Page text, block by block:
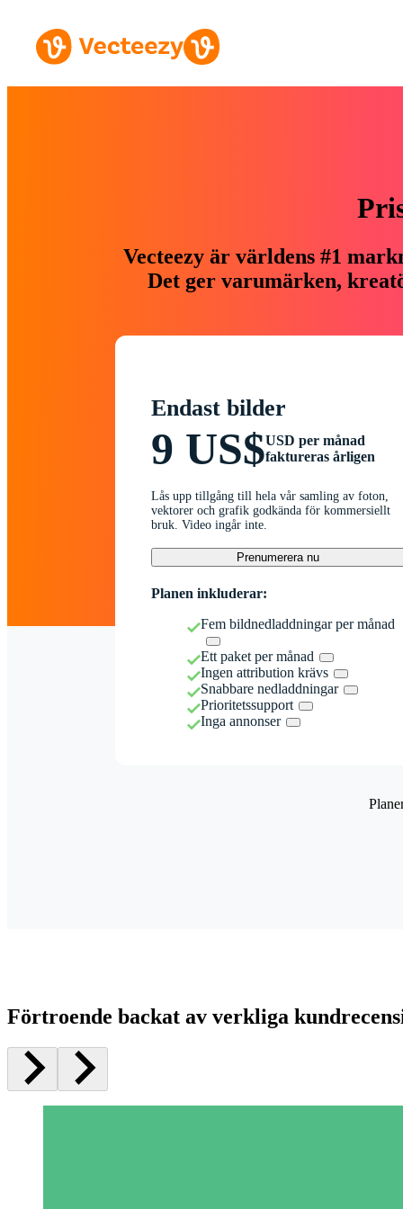
Vecteezy är världens #1
Det ger varumärken,
Endast bilder
9 US$USD per månad
faktureras årligen
Lås upp tillgång till hela vår samling av foton,
vektorer och grafik godkända för kommersiellt
bruk. Video ingår inte.
Prenumerera nu
Planen inkluderar:
Fem bildnedladdningar per månad
Ett paket per månad
Ingen attribution krävs
Snabbare nedladdningar
Prioritetssupport
Inga annonser
Förtroende backat av verkliga